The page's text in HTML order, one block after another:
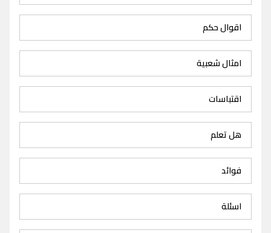
اقوال حكم
امثال شعبية
اقتباسات
هل تعلم
فوائد
اسئلة